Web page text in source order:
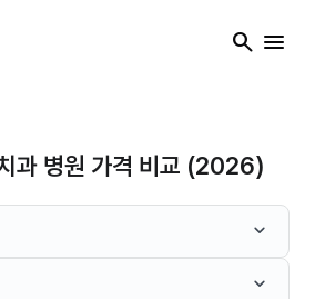
search menu
과 병원 가격 비교 (2026)
keyboard_arrow_down
keyboard_arrow_down